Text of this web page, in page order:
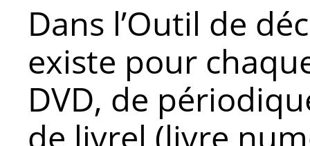
Dans l’Outil de
existe pour
DVD, de
de livrel (livre